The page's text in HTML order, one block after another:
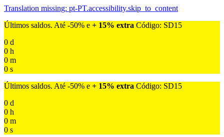
Translation missing: pt-PT.accessibility.skip_to_content
Últimos saldos. Até -50% e + 15% extra Código: SD15
0 d
0 h
0 m
0 s
Últimos saldos. Até -50% e + 15% extra Código: SD15
0 d
0 h
0 m
0 s